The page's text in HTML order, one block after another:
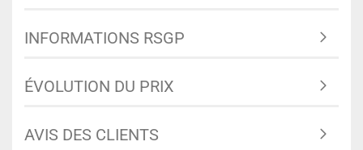
INFORMATIONS RSGP
ÉVOLUTION DU PRIX
AVIS DES CLIENTS